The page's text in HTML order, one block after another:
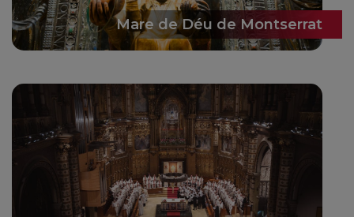
Mare de Déu de Montserrat